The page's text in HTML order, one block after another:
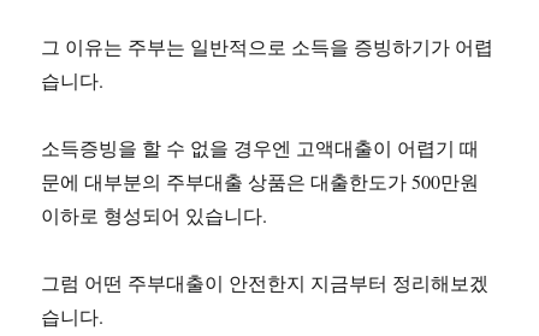
그 이유는 주부는 일반적으로 소득을 증빙하기가 어렵
습니다.
소득증빙을 할 수 없을 경우엔 고액대출이 어렵기 때
문에 대부분의 주부대출 상품은 대출한도가 500만원
이하로 형성되어 있습니다.
그럼 어떤 주부대출이 안전한지 지금부터 정리해보겠
습니다.